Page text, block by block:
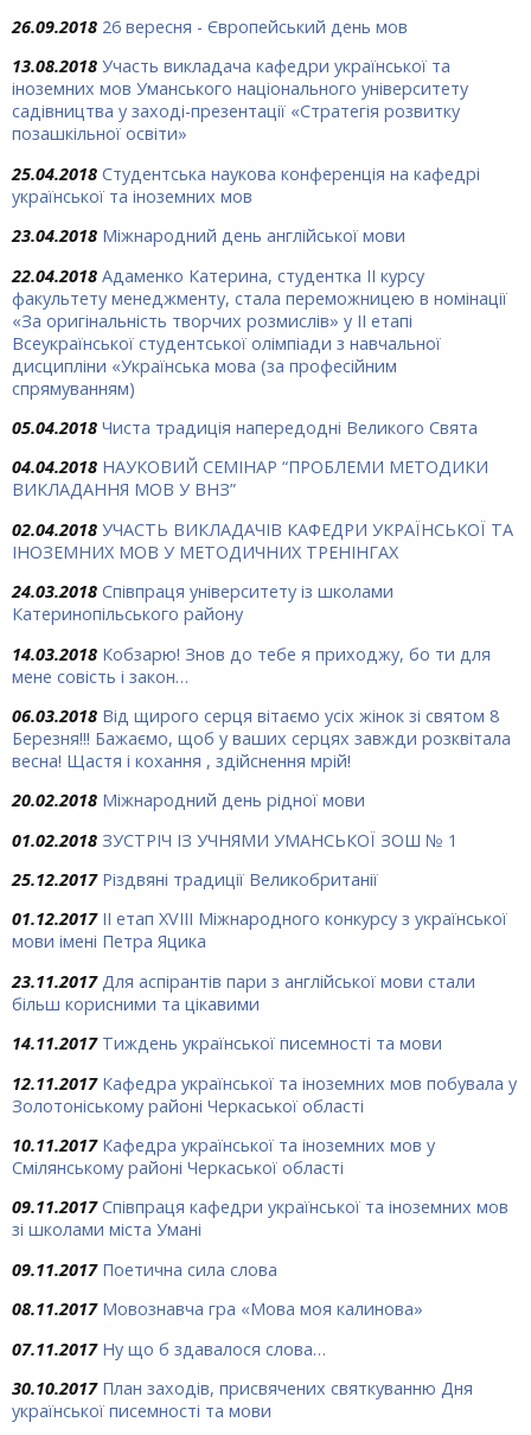
26.09.2018 26 вересня - Європейський день мов
13.08.2018 Участь викладача кафедри української та
іноземних мов Уманського національного університету
садівництва у заході-презентації «Стратегія розвитку
позашкільної освіти»
25.04.2018 Студентська наукова конференція на кафедрі
української та іноземних мов
23.04.2018 Міжнародний день англійської мови
22.04.2018 Адаменко Катерина, студентка ІІ курсу
факультету менеджменту, стала переможницею в номінації
«За оригінальність творчих розмислів» у ІІ етапі
Всеукраїнської студентської олімпіади з навчальної
дисципліни «Українська мова (за професійним
спрямуванням)
05.04.2018 Чиста традиція напередодні Великого Свята
04.04.2018 НАУКОВИЙ СЕМІНАР “ПРОБЛЕМИ МЕТОДИКИ
ВИКЛАДАННЯ МОВ У ВНЗ”
02.04.2018 УЧАСТЬ ВИКЛАДАЧІВ КАФЕДРИ УКРАЇНСЬКОЇ ТА
ІНОЗЕМНИХ МОВ У МЕТОДИЧНИХ ТРЕНІНГАХ
24.03.2018 Співпраця університету із школами
Катеринопільського району
14.03.2018 Кобзарю! Знов до тебе я приходжу, бо ти для
мене совість і закон…
06.03.2018 Від щирого серця вітаємо усіх жінок зі святом 8
Березня!!! Бажаємо, щоб у ваших серцях завжди розквітала
весна! Щастя і кохання , здійснення мрій!
20.02.2018 Міжнародний день рідної мови
01.02.2018 ЗУСТРІЧ ІЗ УЧНЯМИ УМАНСЬКОЇ ЗОШ № 1
25.12.2017 Різдвяні традиції Великобританії
01.12.2017 ІІ етап XVIII Міжнародного конкурсу з української
мови імені Петра Яцика
23.11.2017 Для аспірантів пари з англійської мови стали
більш корисними та цікавими
14.11.2017 Тиждень української писемності та мови
12.11.2017 Кафедра української та іноземних мов побувала у
Золотоніському районі Черкаської області
10.11.2017 Кафедра української та іноземних мов у
Смілянському районі Черкаської області
09.11.2017 Співпраця кафедри української та іноземних мов
зі школами міста Умані
09.11.2017 Поетична сила слова
08.11.2017 Мовознавча гра «Мова моя калинова»
07.11.2017 Ну що б здавалося слова…
30.10.2017 План заходів, присвячених святкуванню Дня
української писемності та мови